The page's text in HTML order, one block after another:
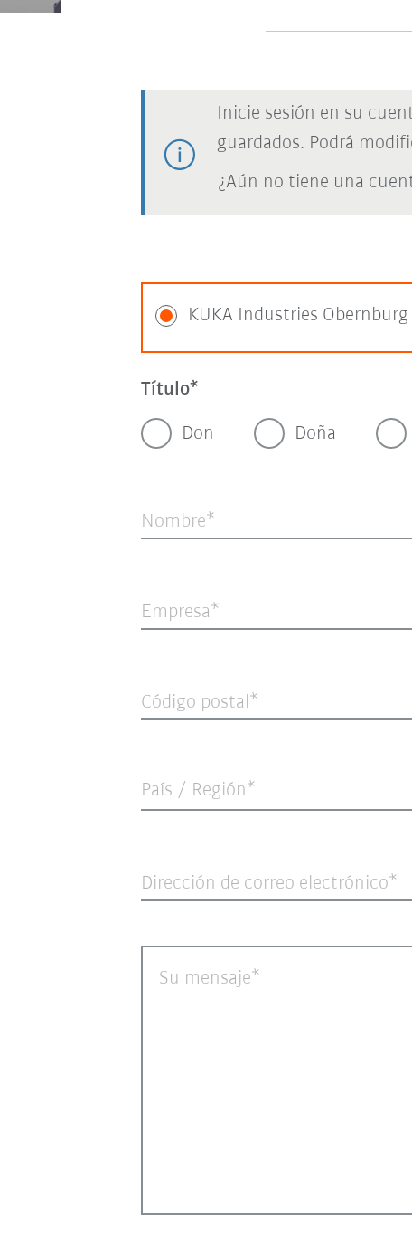
Inicie sesión en su
guardados. Podrá
¿Aún no tiene una
KUKA Industries Obernburg
Título
Don Doña
Nombre
Empresa
Código postal
País / Región*
Dirección de correo electrónico
Su mensaje